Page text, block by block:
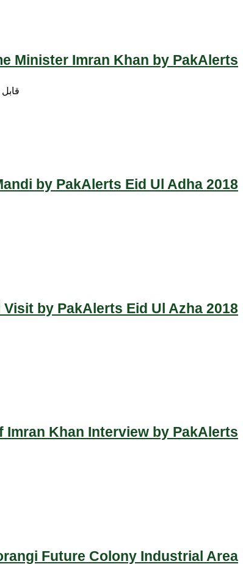
Minister Imran Khan by PakAlerts
by PakAlerts Eid Ul Adha 2018
by PakAlerts Eid Ul Azha 2018
Imran Khan Interview by PakAlerts
Future Colony Industrial Area